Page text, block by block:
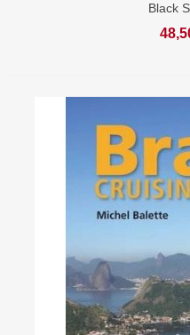
Black